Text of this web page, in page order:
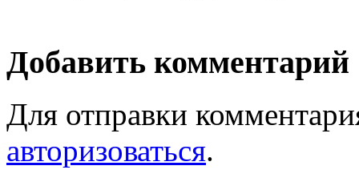
Добавить комментарий
Для отправки
авторизоваться.